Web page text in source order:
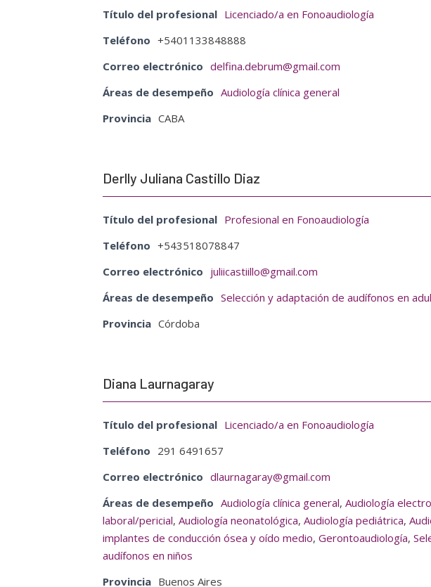
Título del profesional Licenciado/a en Fonoaudiología
Teléfono +5401133848888
Correo electrónico delfina.debrum@gmail.com
Áreas de desempeño Audiología clínica general
Provincia CABA
Derlly Juliana Castillo Diaz
Título del profesional Profesional en Fonoaudiología
Teléfono +543518078847
Correo electrónico juliicastiillo@gmail.com
Áreas de desempeño Selección y adaptación de audífonos en
Provincia Córdoba
Diana Laurnagaray
Título del profesional Licenciado/a en Fonoaudiología
Teléfono 291 6491657
Correo electrónico dlaurnagaray@gmail.com
Áreas de desempeño Audiología clínica general,Audiología
laboral/pericial,Audiología neonatológica,Audiología pediátrica,
implantes de conducción ósea y oído medio,Gerontoaudiología,
audífonos en niños
Provincia Buenos Aires